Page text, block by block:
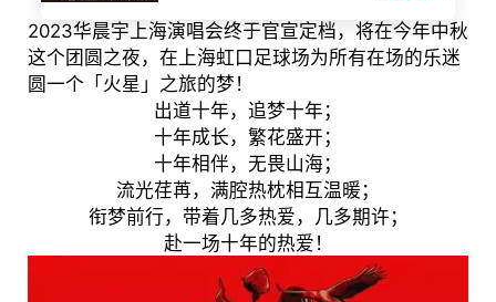
2023华晨宇上海演唱会终于官宣定档，将在今年中秋
这个团圆之夜，在上海虹口足球场为所有在场的乐迷
圆一个「火星」之旅的梦！
出道十年，追梦十年；
十年成长，繁花盛开；
十年相伴，无畏山海；
流光荏苒，满腔热枕相互温暖；
衔梦前行，带着几多热爱，几多期许；
赴一场十年的热爱！